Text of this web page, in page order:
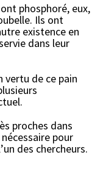
phosphoré, eux,
Ils ont
existence en
dans leur
vertu de ce pain
proches dans
pour
des chercheurs.